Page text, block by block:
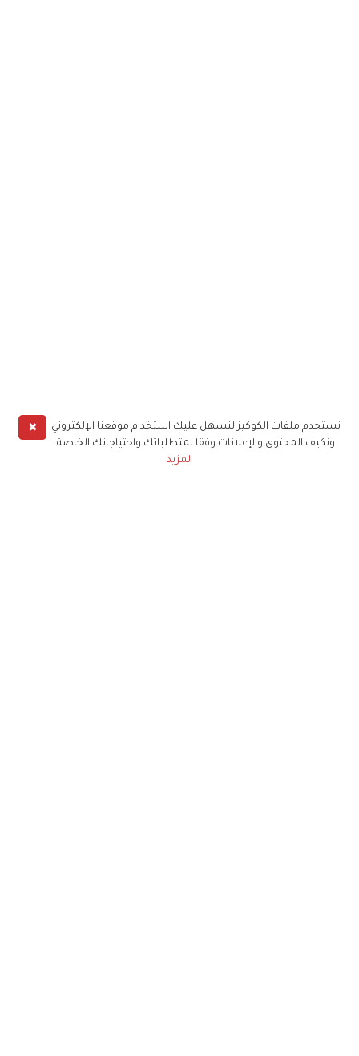
✖
نستخدم ملفات الكوكيز لنسهل عليك استخدام موقعنا الإلكتروني
ونكيف المحتوى والإعلانات وفقا لمتطلباتك واحتياجاتك الخاصة
المزيد